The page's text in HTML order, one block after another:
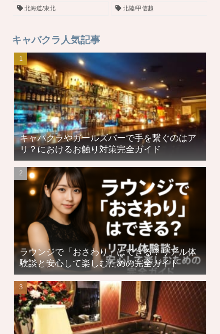
北海道/東北 北陸/甲信越
キャバクラ人気記事
キャバクラやガールズバーで手を繋ぐのはア
リ？におけるお触り対策完全ガイド
ラウンジで「おさわり」はできる？リアル体
験談と安心して楽しむための完全ガイド